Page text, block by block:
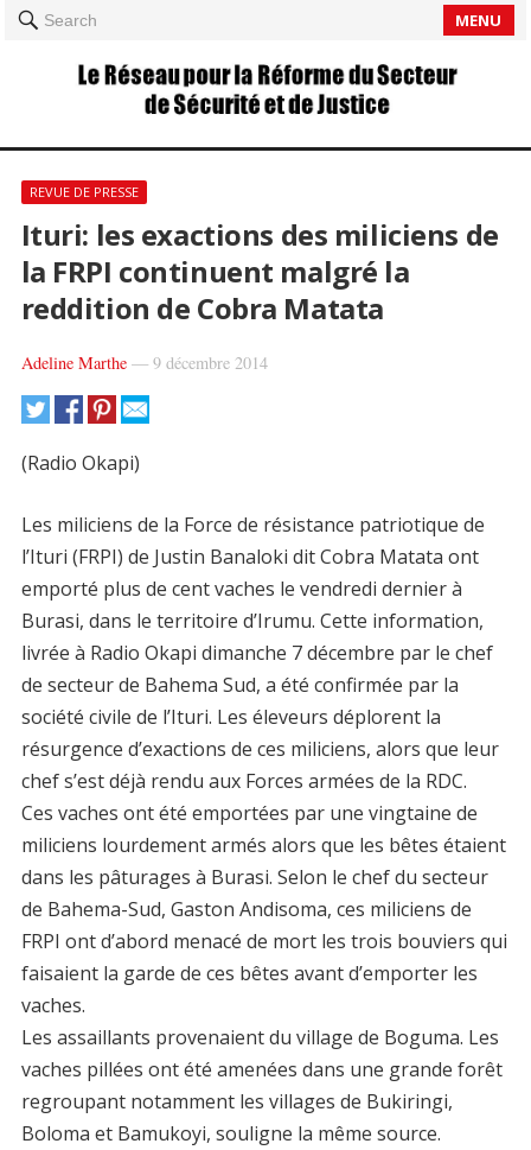
Search MENU
REVUE DE PRESSE
Ituri: les exactions des miliciens de
la FRPI continuent malgré la
reddition de Cobra Matata
Adeline Marthe— 9 décembre 2014
(Radio Okapi)
Les miliciens de la Force de résistance patriotique de
l’Ituri (FRPI) de Justin Banaloki dit Cobra Matata ont
emporté plus de cent vaches le vendredi dernier à
Burasi, dans le territoire d’Irumu. Cette information,
livrée à Radio Okapi dimanche 7 décembre par le chef
de secteur de Bahema Sud, a été confirmée par la
société civile de l’Ituri. Les éleveurs déplorent la
résurgence d’exactions de ces miliciens, alors que leur
chef s’est déjà rendu aux Forces armées de la RDC.
Ces vaches ont été emportées par une vingtaine de
miliciens lourdement armés alors que les bêtes étaient
dans les pâturages à Burasi. Selon le chef du secteur
de Bahema-Sud, Gaston Andisoma, ces miliciens de
FRPI ont d’abord menacé de mort les trois bouviers qui
faisaient la garde de ces bêtes avant d’emporter les
vaches.
Les assaillants provenaient du village de Boguma. Les
vaches pillées ont été amenées dans une grande forêt
regroupant notamment les villages de Bukiringi,
Boloma et Bamukoyi, souligne la même source.